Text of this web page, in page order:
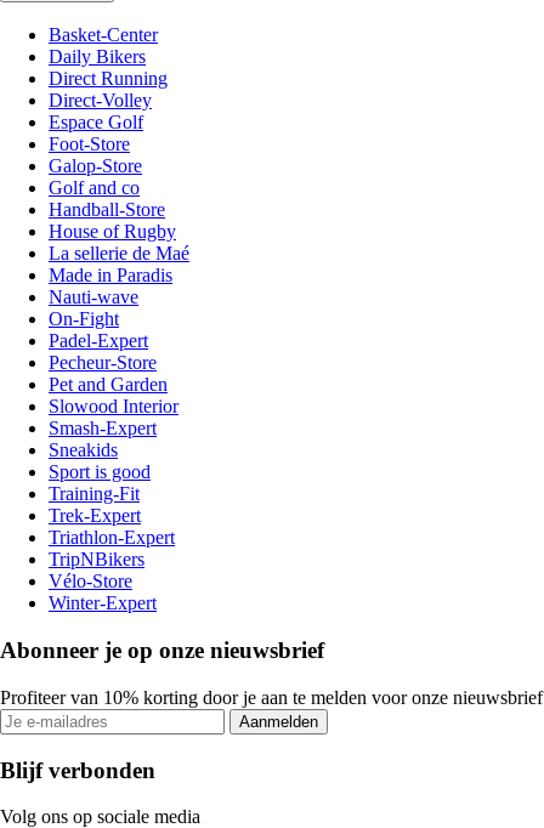
Basket-Center
Daily Bikers
Direct Running
Direct-Volley
Espace Golf
Foot-Store
Galop-Store
Golf and co
Handball-Store
House of Rugby
La sellerie de Maé
Made in Paradis
Nauti-wave
On-Fight
Padel-Expert
Pecheur-Store
Pet and Garden
Slowood Interior
Smash-Expert
Sneakids
Sport is good
Training-Fit
Trek-Expert
Triathlon-Expert
TripNBikers
Vélo-Store
Winter-Expert
Abonneer je op onze nieuwsbrief
Profiteer van 10% korting door je aan te melden voor onze nieuwsbrief
Aanmelden
Blijf verbonden
Volg ons op sociale media